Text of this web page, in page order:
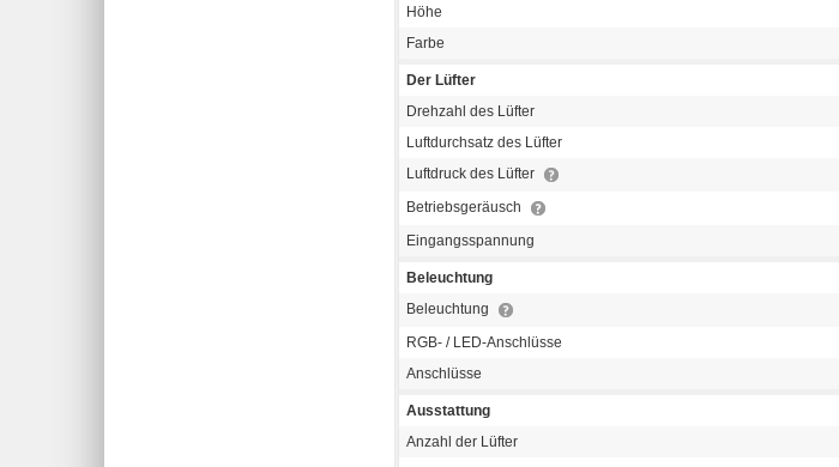
Höhe
Farbe
Der Lüfter
Drehzahl des Lüfter
Luftdurchsatz des Lüfter
Luftdruck des Lüfter
Betriebsgeräusch
Eingangsspannung
Beleuchtung
Beleuchtung
RGB- / LED-Anschlüsse
Anschlüsse
Ausstattung
Anzahl der Lüfter